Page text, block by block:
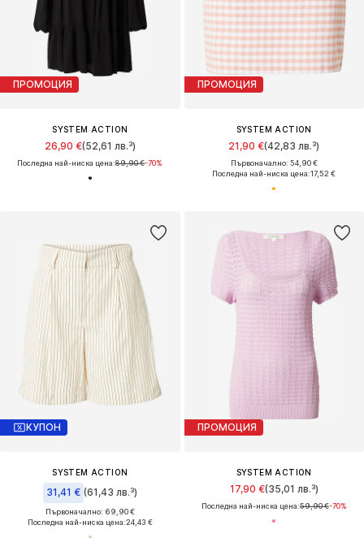
ПРОМОЦИЯ
SYSTEM ACTION
26,90 €(52,61 лв.³)
Последна най-ниска цена:89,90 €-70%
ПРОМОЦИЯ
SYSTEM ACTION
21,90 €(42,83 лв.³)
Първоначално: 54,90 €
Последна най-ниска цена:17,52 €
КУПОН
SYSTEM ACTION
31,41 € (61,43 лв.³)
Първоначално: 69,90 €
Последна най-ниска цена:24,43 €
ПРОМОЦИЯ
SYSTEM ACTION
17,90 €(35,01 лв.³)
Последна най-ниска цена:59,90 €-70%